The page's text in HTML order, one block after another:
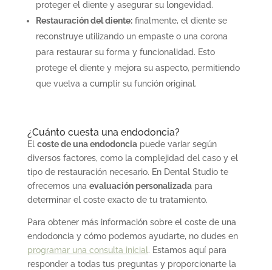
proteger el diente y asegurar su longevidad.
Restauración del diente:finalmente, el diente se
reconstruye utilizando un empaste o una corona
para restaurar su forma y funcionalidad. Esto
protege el diente y mejora su aspecto, permitiendo
que vuelva a cumplir su función original.
¿Cuánto cuesta una endodoncia?
El coste de una endodonciapuede variar según
diversos factores, como la complejidad del caso y el
tipo de restauración necesario. En Dental Studio te
ofrecemos una evaluación personalizadapara
determinar el coste exacto de tu tratamiento.
Para obtener más información sobre el coste de una
endodoncia y cómo podemos ayudarte, no dudes en
programar una consulta inicial. Estamos aquí para
responder a todas tus preguntas y proporcionarte la